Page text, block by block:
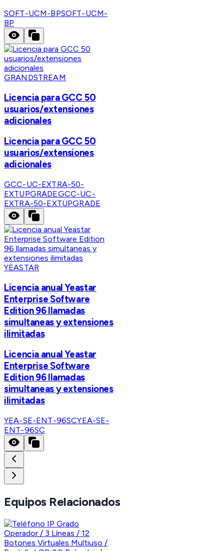
SOFT-UCM-BPSOFT-UCM-
BP
GRANDSTREAM
Licencia para GCC 50
usuarios/extensiones
adicionales
Licencia para GCC 50
usuarios/extensiones
adicionales
GCC-UC-EXTRA-50-
EXTUPGRADEGCC-UC-
EXTRA-50-EXTUPGRADE
YEASTAR
Licencia anual Yeastar
Enterprise Software
Edition 96 llamadas
simultaneas y extensiones
ilimitadas
Licencia anual Yeastar
Enterprise Software
Edition 96 llamadas
simultaneas y extensiones
ilimitadas
YEA-SE-ENT-96SCYEA-SE-
ENT-96SC
Equipos Relacionados